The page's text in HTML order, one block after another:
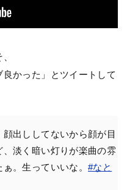
かった」とツイートして
出ししてないから顔が目
淡く暗い灯りが楽曲の雰
ぁ。生っていいな。#なと